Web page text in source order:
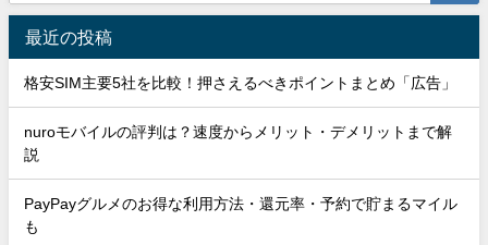
最近の投稿
格安SIM主要5社を比較！押さえるべきポイントまとめ「広告」
nuroモバイルの評判は？速度からメリット・デメリットまで解
説
PayPayグルメのお得な利用方法・還元率・予約で貯まるマイル
も